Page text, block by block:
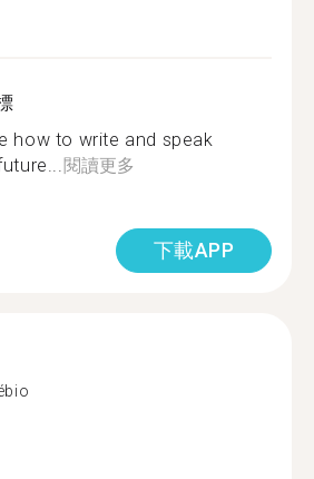
how to write and speak
閱讀更多
下載APP